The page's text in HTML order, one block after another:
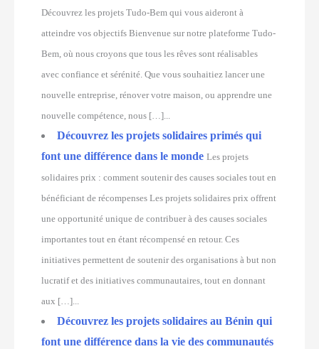
Découvrez les projets Tudo-Bem qui vous aideront à
atteindre vos objectifs Bienvenue sur notre plateforme Tudo-
Bem, où nous croyons que tous les rêves sont réalisables
avec confiance et sérénité. Que vous souhaitiez lancer une
nouvelle entreprise, rénover votre maison, ou apprendre une
nouvelle compétence, nous […]...
Découvrez les projets solidaires primés qui
font une différence dans le monde Les projets
solidaires prix : comment soutenir des causes sociales tout en
bénéficiant de récompenses Les projets solidaires prix offrent
une opportunité unique de contribuer à des causes sociales
importantes tout en étant récompensé en retour. Ces
initiatives permettent de soutenir des organisations à but non
lucratif et des initiatives communautaires, tout en donnant
aux […]...
Découvrez les projets solidaires au Bénin qui
font une différence dans la vie des communautés